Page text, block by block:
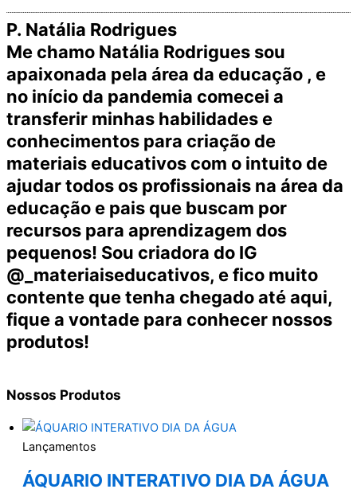
P. Natália Rodrigues
Me chamo Natália Rodrigues sou
apaixonada pela área da educação , e
no início da pandemia comecei a
transferir minhas habilidades e
conhecimentos para criação de
materiais educativos com o intuito de
ajudar todos os profissionais na área da
educação e pais que buscam por
recursos para aprendizagem dos
pequenos! Sou criadora do IG
@_materiaiseducativos, e fico muito
contente que tenha chegado até aqui,
fique a vontade para conhecer nossos
produtos!
Nossos Produtos
Lançamentos
ÁQUARIO INTERATIVO DIA DA ÁGUA